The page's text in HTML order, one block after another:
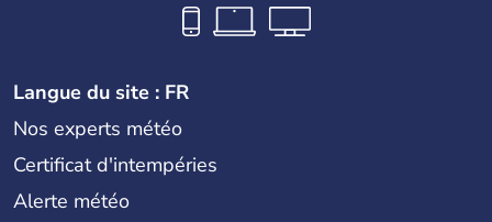
Langue du site : FR
Nos experts météo
Certificat d'intempéries
Alerte météo